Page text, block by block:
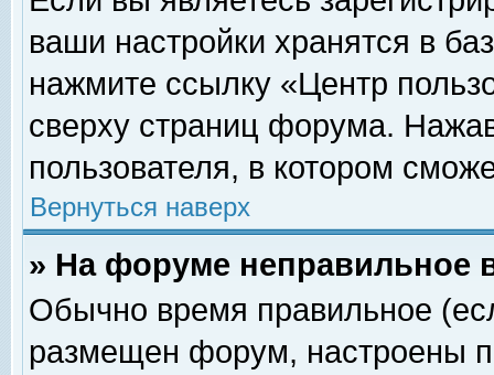
ваши настройки хранятся в
нажмите ссылку «Центр
сверху страниц форума.
пользователя, в котором
Вернуться наверх
» На форуме неправильное
Обычно время правильное
размещен форум, настроены